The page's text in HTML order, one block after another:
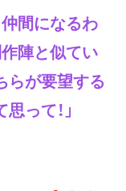
間になるわ
陣と似てい
らが要望する
って！」